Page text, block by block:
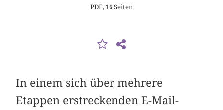
PDF, 16 Seiten
In einem sich über mehrere
Etappen erstreckenden E-Mail-